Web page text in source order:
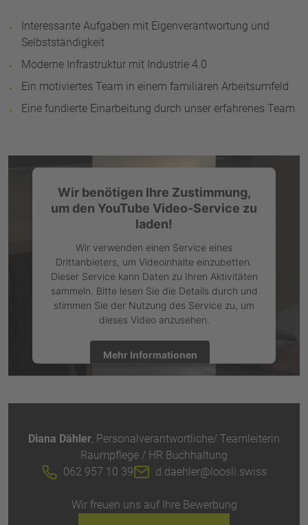
Interessante Aufgaben mit Eigenverantwortung und
Selbstständigkeit
Moderne Infrastruktur mit Industrie 4.0
Ein motiviertes Team in einem familiären Arbeitsumfeld
Eine fundierte Einarbeitung durch unser erfahrenes Team
Wir benötigen Ihre Zustimmung,
um den YouTube Video-Service zu
laden!
Wir verwenden einen Service eines
Drittanbieters, um Videoinhalte einzubetten.
Dieser Service kann Daten zu Ihren Aktivitäten
sammeln. Bitte lesen Sie die Details durch und
stimmen Sie der Nutzung des Service zu, um
dieses Video anzusehen.
Mehr Informationen
Kontakt
Diana Dähler, Personalverantwortliche/ Teamleiterin
Raumpflege / HR Buchhaltung
062 957 10 39
d.daehler@loosli.swiss
Wir freuen uns auf Ihre Bewerbung